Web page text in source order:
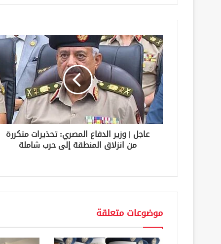
د
ك
ا
ل
إ
ل
ك
ت
ر
و
ن
عاجل | وزير الدفاع المصري: تحذيرات متكررة
من انزلاق المنطقة إلى حرب شاملة
موضوعات متعلقة